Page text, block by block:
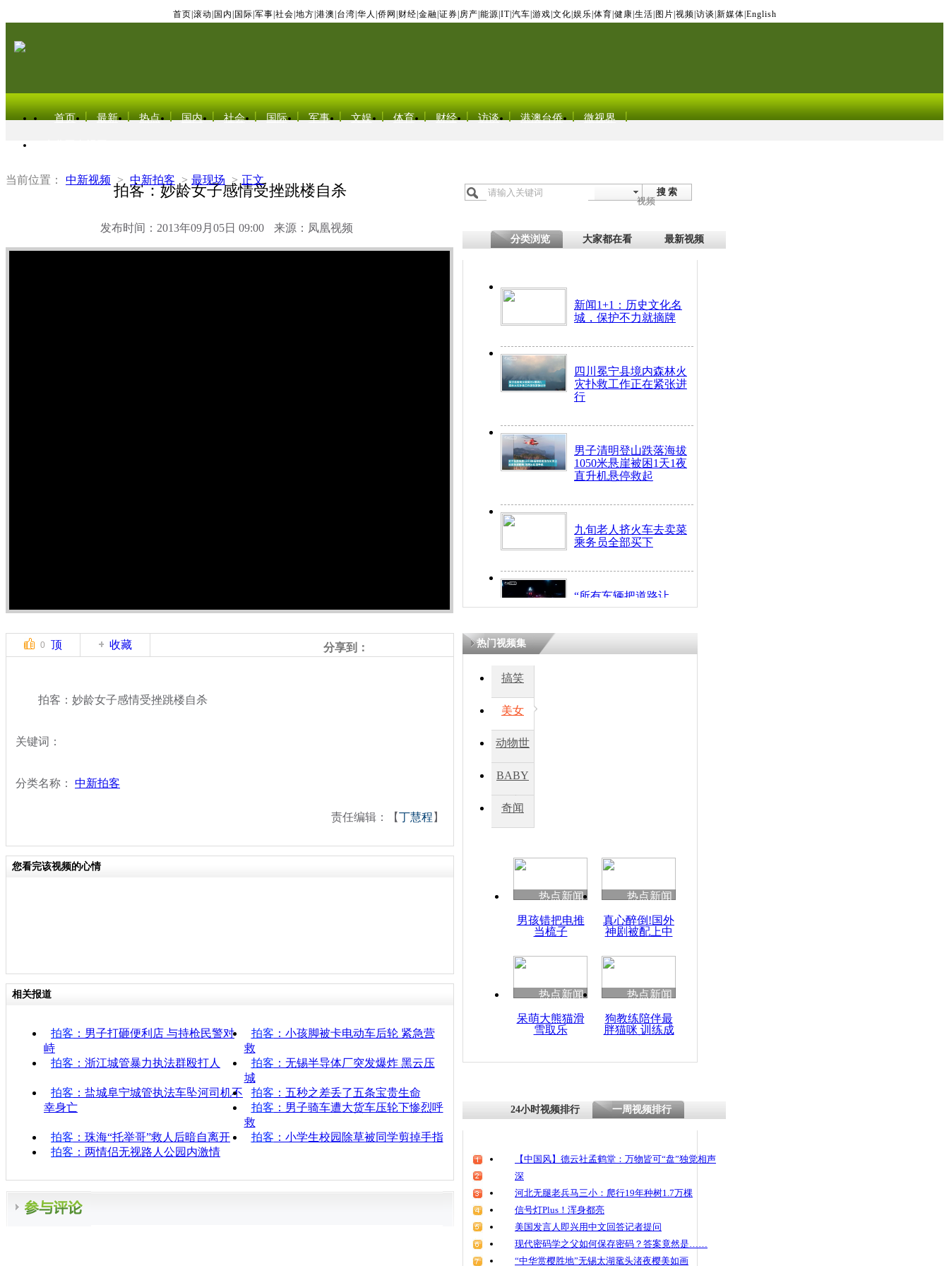
首页 滚动 国内 国际 军事 社会 地方 港澳 台湾 华人 侨网 财经 金融 证券 房产 能源 IT| 汽车 游戏 文化 娱乐 体育 健康 生活 图片 视频 访谈 新媒体 English
首页 最新 热点 国内 社会 国际 军事 文娱 体育 财经 访谈 港澳台侨 微视界
当前位置： 中新视频 > 中新拍客 > 最现场 > 正文
拍客：妙龄女子感情受挫跳楼自杀
发布时间：2013年09月05日 09:00 来源：凤凰视频
搜 索
视频
分类浏览 大家都在看 最新视频
新闻1+1：历史文化名
城，保护不力就摘牌
四川冕宁县境内森林火
灾扑救工作正在紧张进
行
男子清明登山跌落海拔
1050米悬崖被困1天1夜
直升机悬停救起
九旬老人挤火车去卖菜
乘务员全部买下
“所有车辆把道路让
开！”儿童突发疾病交
四川兴文苗乡上万人欢
度苗族花山节
清明祭英烈 哀思悼忠
妙龄女子感情受挫跳楼
0 顶 收藏 分享到：
拍客：妙龄女子感情受挫跳楼自杀
关键词：
分类名称： 中新拍客
责任编辑：【丁慧程 】
您看完该视频的心情
相关报道
拍客 ：男子打砸便利店 与持枪民警对
峙
拍客 ：小孩脚被卡电动车后轮 紧急营
救
拍客 ：浙江城管暴力执法群殴打人 拍客 ：无锡半导体厂突发爆炸 黑云压
城
拍客 ：盐城阜宁城管执法车坠河司机不
幸身亡
拍客 ：五秒之差丢了五条宝贵生命
拍客 ：男子骑车遭大货车压轮下惨烈呼
救
拍客 ：珠海“托举哥”救人后暗自离开 拍客 ：小学生校园除草被同学剪掉手指
拍客 ：两情侣无视路人公园内激情
热门视频集
搞笑
美女
动物世
BABY
秀
奇闻
热点新闻
男孩错把电推
当梳子
热点新闻
真心醉倒!国外
神剧被配上中
热点新闻
呆萌大熊猫滑
雪取乐
热点新闻
狗教练陪伴最
胖猫咪 训练成
24小时视频排行 一周视频排行
【中国风】德云社孟鹤堂：万物皆可“盘”独觉相声
深
河北无腿老兵马三小：爬行19年种树1.7万棵
信号灯Plus！浑身都亮
美国发言人即兴用中文回答记者提问
现代密码学之父如何保存密码？答案竟然是……
“中华赏樱胜地”无锡太湖鼋头渚夜樱美如画